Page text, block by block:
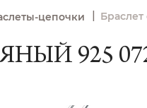
цепочки
925